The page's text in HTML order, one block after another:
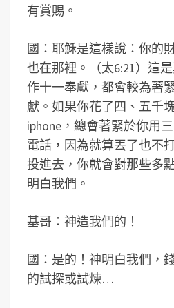
有賞賜。
國：耶穌是這樣說：你的
也在那裡。（太6:21）這
作十一奉獻，都會較為著
獻。如果你花了四、五千
iphone，總會著緊於你用
電話，因為就算丟了也不
投進去，你就會對那些多
明白我們。
基哥：神造我們的！
國：是的！神明白我們，
的試探或試煉…